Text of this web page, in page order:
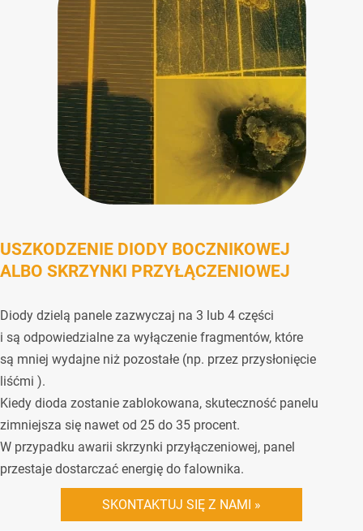
USZKODZENIE DIODY BOCZNIKOWEJ
ALBO SKRZYNKI PRZYŁĄCZENIOWEJ
Diody dzielą panele zazwyczaj na 3 lub 4 części
i są odpowiedzialne za wyłączenie fragmentów, które
są mniej wydajne niż pozostałe (np. przez przysłonięcie
liśćmi ).
Kiedy dioda zostanie zablokowana, skuteczność panelu
zimniejsza się nawet od 25 do 35 procent.
W przypadku awarii skrzynki przyłączeniowej, panel
przestaje dostarczać energię do falownika.
SKONTAKTUJ SIĘ Z NAMI »